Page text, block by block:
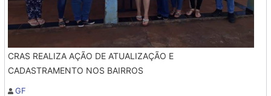
CRAS REALIZA AÇÃO DE ATUALIZAÇÃO E
CADASTRAMENTO NOS BAIRROS
GF